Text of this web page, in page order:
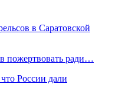
в Саратовской
пожертвовать ради…
России дали